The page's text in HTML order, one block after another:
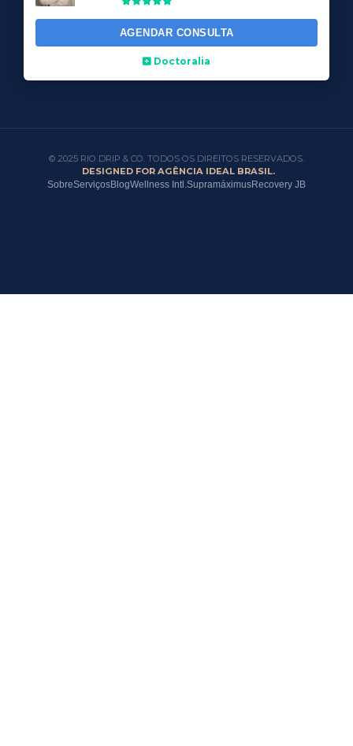
AGENDAR CONSULTA
Doctoralia
SobreServiçosBlogWellness Intl.SupramáximusRecovery JB
© 2025 RIO DRIP & CO. TODOS OS DIREITOS RESERVADOS.
DESIGNED FOR AGÊNCIA IDEAL BRASIL.